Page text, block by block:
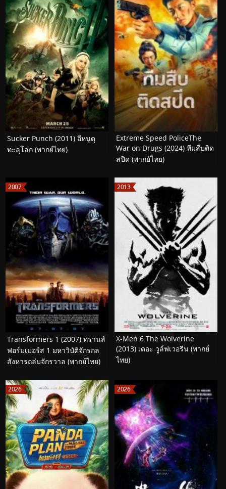
Sucker Punch (2011) อีหนูดุ
ทะลุโลก (พากย์ไทย)
Extreme Speed PoliceThe
War on Drugs (2024) ทีมสืบติด
สปีด (พากย์ไทย)
2007
Transformers 1 (2007) ทรานส์
ฟอร์มเมอร์ส 1 มหาวิบัติจักรกล
สังหารถล่มจักรวาล (พากย์ไทย)
2013
X-Men 6 The Wolverine
(2013) เดอะ วูล์ฟเวอรีน (พากย์
ไทย)
2026 2026